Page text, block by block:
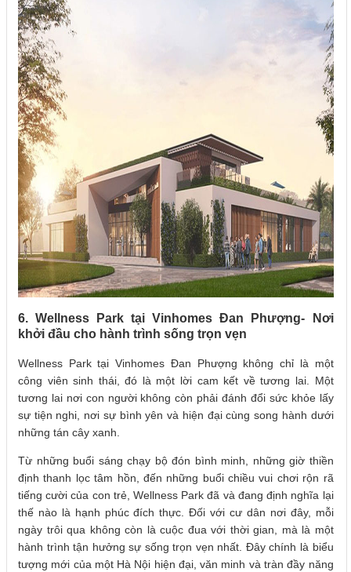
6. Wellness Park tại Vinhomes Đan Phượng- Nơi
khởi đầu cho hành trình sống trọn vẹn
Wellness Park tại Vinhomes Đan Phượng không chỉ là một
công viên sinh thái, đó là một lời cam kết về tương lai. Một
tương lai nơi con người không còn phải đánh đổi sức khỏe lấy
sự tiện nghi, nơi sự bình yên và hiện đại cùng song hành dưới
những tán cây xanh.
Từ những buổi sáng chạy bộ đón bình minh, những giờ thiền
định thanh lọc tâm hồn, đến những buổi chiều vui chơi rộn rã
tiếng cười của con trẻ, Wellness Park đã và đang định nghĩa lại
thế nào là hạnh phúc đích thực. Đối với cư dân nơi đây, mỗi
ngày trôi qua không còn là cuộc đua với thời gian, mà là một
hành trình tận hưởng sự sống trọn vẹn nhất. Đây chính là biểu
tượng mới của một Hà Nội hiện đại, văn minh và tràn đầy năng